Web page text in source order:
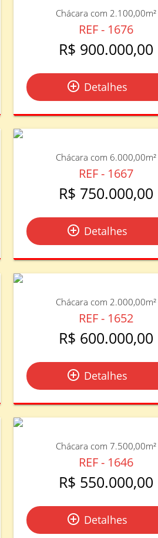
Chácara com 2.100,00m²
REF - 1676
R$ 900.000,00
add_circle_outline Detalhes
Chácara com 6.000,00m²
REF - 1667
R$ 750.000,00
add_circle_outline Detalhes
Chácara com 2.000,00m²
REF - 1652
R$ 600.000,00
add_circle_outline Detalhes
Chácara com 7.500,00m²
REF - 1646
R$ 550.000,00
add_circle_outline Detalhes